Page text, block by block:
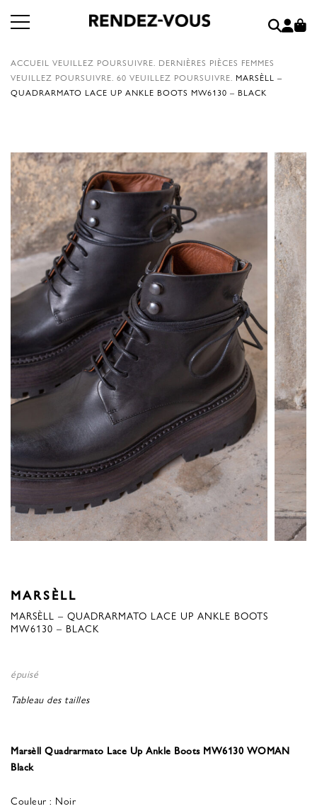
ACCUEIL VEUILLEZ POURSUIVRE. DERNIÈRES PIÈCES FEMMES
VEUILLEZ POURSUIVRE. 60 VEUILLEZ POURSUIVRE. MARSÈLL –
QUADRARMATO LACE UP ANKLE BOOTS MW6130 – BLACK
MARSÈLL
MARSÈLL – QUADRARMATO LACE UP ANKLE BOOTS
MW6130 – BLACK
épuisé
Tableau des tailles
Marsèll Quadrarmato Lace Up Ankle Boots MW6130 WOMAN
Black
Couleur : Noir